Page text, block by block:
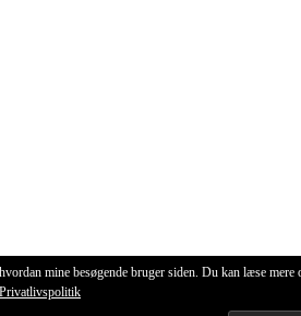
mine besøgende bruger siden. Du kan læse mere
Privatlivspolitik